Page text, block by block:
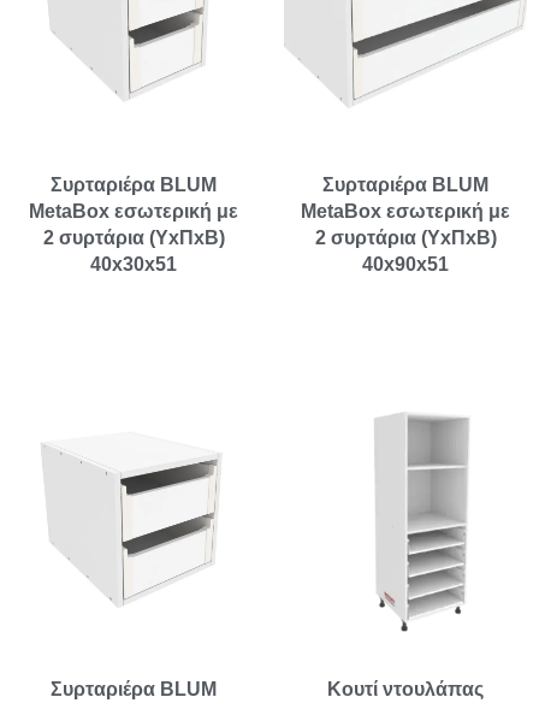
Συρταριέρα BLUM
MetaBox εσωτερική με
2 συρτάρια (ΥxΠxΒ)
40x30x51
Συρταριέρα BLUM
MetaBox εσωτερική με
2 συρτάρια (ΥxΠxΒ)
40x90x51
Συρταριέρα BLUM
Κουτί ντουλάπας